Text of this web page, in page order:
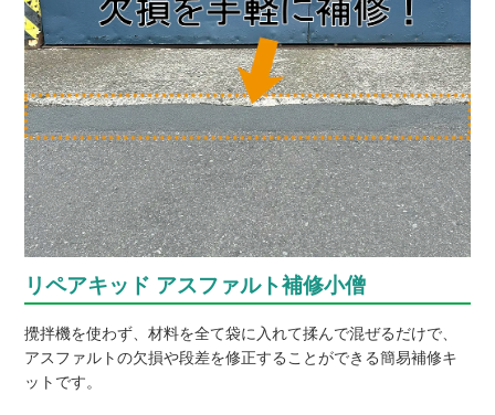
リペアキッド アスファルト補修小僧
攪拌機を使わず、材料を全て袋に入れて揉んで混ぜるだけで、
アスファルトの欠損や段差を修正することができる簡易補修キ
ットです。